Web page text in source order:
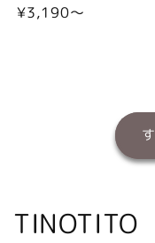
通
¥3,190〜
TINOTITO